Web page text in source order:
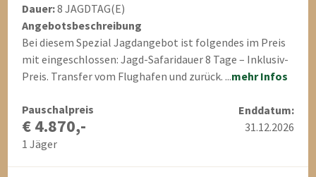
Dauer:8 JAGDTAG(E)
Angebotsbeschreibung
Bei diesem Spezial Jagdangebot ist folgendes im Preis
mit eingeschlossen: Jagd-Safaridauer 8 Tage – Inklusiv-
Preis. Transfer vom Flughafen und zurück. ...mehr Infos
Pauschalpreis
€ 4.870,-
1 Jäger
Enddatum:
31.12.2026